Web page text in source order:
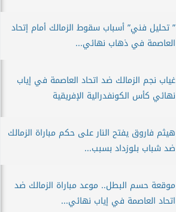
” تحليل فني” أسباب سقوط الزمالك أمام إتحاد
العاصمة في ذهاب نهائي...
غياب نجم الزمالك ضد اتحاد العاصمة في إياب
نهائي كأس الكونفدرالية الإفريقية
هيثم فاروق يفتح النار على حكم مباراة الزمالك
ضد شباب بلوزداد بسبب...
موقعة حسم البطل.. موعد مباراة الزمالك ضد
اتحاد العاصمة في إياب نهائي...